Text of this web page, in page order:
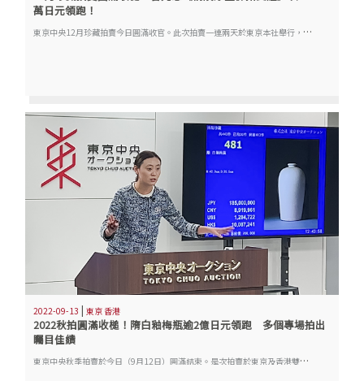
萬日元領跑！
東
京中央12月珍藏拍賣今日圓滿收官。此次拍賣一連兩天於東京本社舉行，12個專場共呈獻超過600件珍品。多項珍品均獲藏家熱捧，其中【古籍善本專場】的明星拍品Lot 296 五代 曹元忠為其亡兄寫《稱讚淨土佛攝受經》以近二千四百萬日元成交，成績亮麗。
2022-09-13 |東京 香港
2022秋拍圓滿收槌！隋白釉梅瓶逾2億日元領跑 多個專場拍出
矚目佳績
東
京中央秋季拍賣於今日（9月12日）圓滿結束。是次拍賣於東京及香港雙城舉行，40多個專場共呈獻逾1,200件珍品。當中「世外丹青—九州某重要藏家同一收藏」、「墨緣匯觀—某重要藏家同一收藏書法」等專場多個專場喜獲白手套佳績。